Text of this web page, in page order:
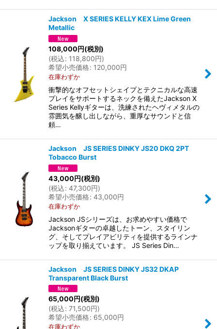
Jackson X SERIES KELLY KEX Lime Green
Metallic
108,000円(税別)
(税込: 118,800円)
希望小売価格: 120,000円
在庫わずか
衝撃的なオフセットシェイプとテクニカルな高速
プレイをサポートするネックを備えたJackson X
Series Kellyギターは、洗練されたヘヴィメタルの
雰囲気を醸し出しながら、重厚なサウンドと信
頼…
Jackson JS SERIES DINKY JS20 DKQ 2PT
Tobacco Burst
43,000円(税別)
(税込: 47,300円)
希望小売価格: 43,000円
在庫わずか
Jackson JSシリーズは、お求めやすい価格で
Jacksonギターの卓越したトーン、スタイリン
グ、そしてプレイアビリティを提供するラインナ
ップを取り揃えています。 JS Series Din…
Jackson JS SERIES DINKY JS32 DKAP
Transparent Black Burst
65,000円(税別)
(税込: 71,500円)
希望小売価格: 65,000円
在庫わずか